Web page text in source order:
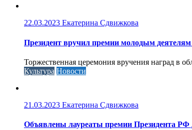
22.03.2023 Екатерина Сдвижкова
Президент вручил премии молодым деятелям
Торжественная церемония вручения наград в
Культура Новости
21.03.2023 Екатерина Сдвижкова
Объявлены лауреаты премии Президента РФ